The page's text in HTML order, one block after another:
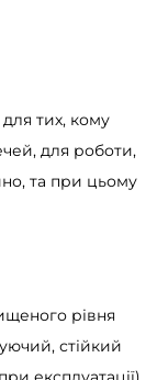
тих, кому
для роботи,
та при цьому
рівня
стійкий